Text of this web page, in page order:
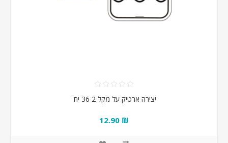
יצירה ארטיק על מקל 2 36 יח'
₪ 12.90